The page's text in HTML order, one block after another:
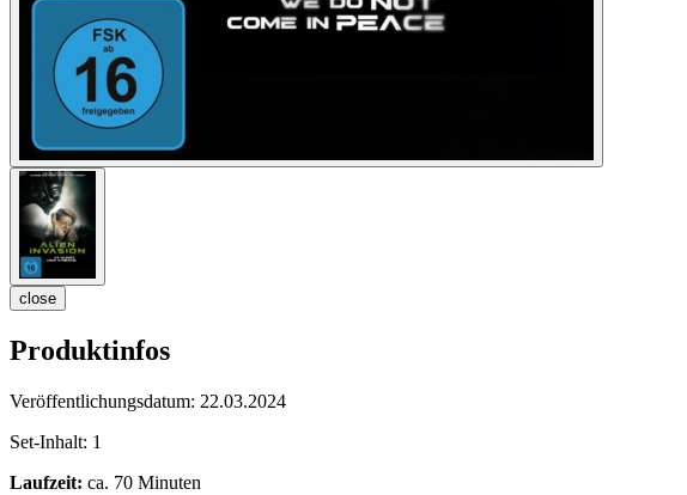
close
Produktinfos
Veröffentlichungsdatum: 22.03.2024
Set-Inhalt: 1
Laufzeit: ca. 70 Minuten